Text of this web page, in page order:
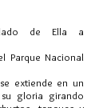
de Ella a
Parque Nacional
extiende en un
gloria girando